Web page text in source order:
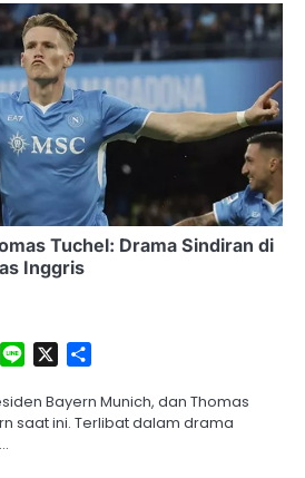
Tuchel: Drama Sindiran di
Inggris
SkypeLine
Bayern Munich, dan Thomas
saat ini. Terlibat dalam drama